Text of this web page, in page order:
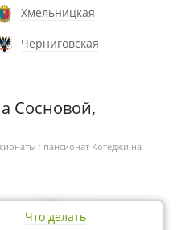
Хмельницкая
Черниговская
Сосновой,
/ пансионат Котеджи на
Что делать